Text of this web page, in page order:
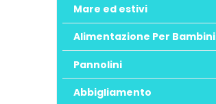
Mare ed estivi
Alimentazione Per Bambini
Pannolini
Abbigliamento